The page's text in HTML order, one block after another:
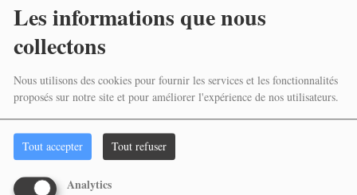
Les informations que nous
collectons
Nous utilisons des cookies pour fournir les services et les fonctionnalités
proposés sur notre site et pour améliorer l'expérience de nos utilisateurs.
Tout accepter Tout refuser
Analytics